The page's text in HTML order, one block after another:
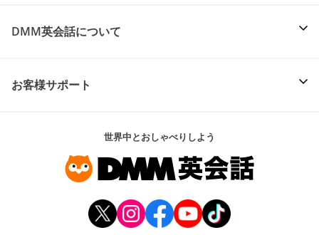
DMM英会話について
お客様サポート
世界中とおしゃべりしよう